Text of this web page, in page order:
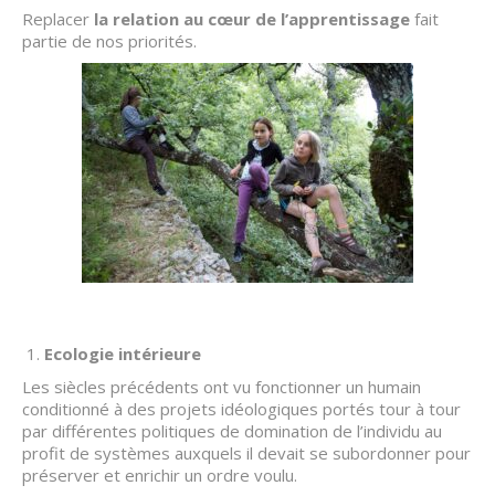
Replacer la relation au cœur de l’apprentissage fait
partie de nos priorités.
Ecologie intérieure
Les siècles précédents ont vu fonctionner un humain
conditionné à des projets idéologiques portés tour à tour
par différentes politiques de domination de l’individu au
profit de systèmes auxquels il devait se subordonner pour
préserver et enrichir un ordre voulu.